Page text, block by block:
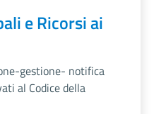
e Ricorsi ai
gestione- notifica
al Codice della